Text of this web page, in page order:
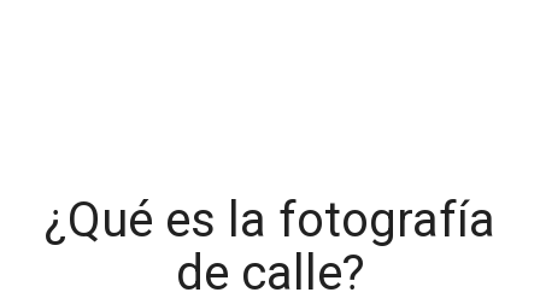
¿Qué es la fotografía
de calle?